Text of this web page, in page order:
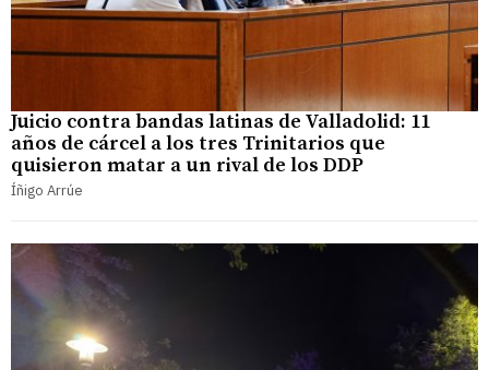
Juicio contra bandas latinas de Valladolid: 11
años de cárcel a los tres Trinitarios que
quisieron matar a un rival de los DDP
Íñigo Arrúe